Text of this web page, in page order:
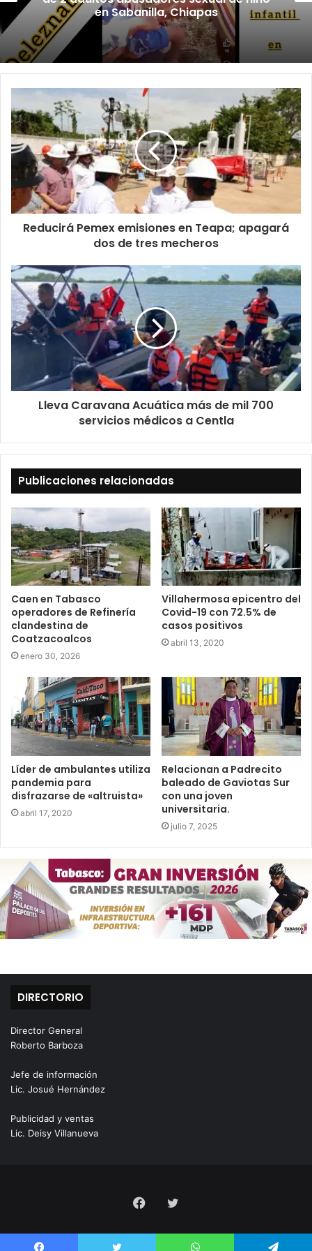
en Sabanilla, Chiapas
Reducirá Pemex emisiones en Teapa; apagará
dos de tres mecheros
Lleva Caravana Acuática más de mil 700
servicios médicos a Centla
Publicaciones relacionadas
Caen en Tabasco
operadores de Refinería
clandestina de
Coatzacoalcos
enero 30, 2026
Villahermosa epicentro del
Covid-19 con 72.5% de
casos positivos
abril 13, 2020
Líder de ambulantes utiliza
pandemia para
disfrazarse de «altruista»
abril 17, 2020
Relacionan a Padrecito
baleado de Gaviotas Sur
con una joven
universitaria.
julio 7, 2025
DIRECTORIO
Director General
Roberto Barboza
Jefe de información
Lic. Josué Hernández
Publicidad y ventas
Lic. Deisy Villanueva
FacebookTwitter